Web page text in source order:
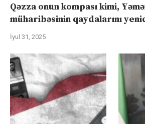
Qəzza onun kompası kimi,
müharibəsinin qaydalarını
İyul 31, 2025